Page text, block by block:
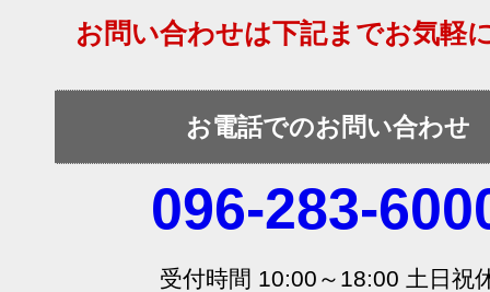
お問い合わせは下記までお気軽
お電話でのお問い合わせ
096-283-
受付時間 10:00～18:00 土日祝